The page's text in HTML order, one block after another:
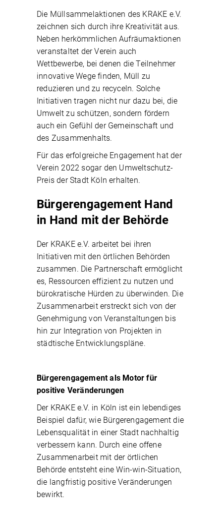
Die Müllsammelaktionen des KRAKE e.V.
zeichnen sich durch ihre Kreativität aus.
Neben herkömmlichen Aufräumaktionen
veranstaltet der Verein auch
Wettbewerbe, bei denen die Teilnehmer
innovative Wege finden, Müll zu
reduzieren und zu recyceln. Solche
Initiativen tragen nicht nur dazu bei, die
Umwelt zu schützen, sondern fördern
auch ein Gefühl der Gemeinschaft und
des Zusammenhalts.
Für das erfolgreiche Engagement hat der
Verein 2022 sogar den Umweltschutz-
Preis der Stadt Köln erhalten.
Bürgerengagement Hand
in Hand mit der Behörde
Der KRAKE e.V. arbeitet bei ihren
Initiativen mit den örtlichen Behörden
zusammen. Die Partnerschaft ermöglicht
es, Ressourcen effizient zu nutzen und
bürokratische Hürden zu überwinden. Die
Zusammenarbeit erstreckt sich von der
Genehmigung von Veranstaltungen bis
hin zur Integration von Projekten in
städtische Entwicklungspläne.
Bürgerengagement als Motor für
positive Veränderungen
Der KRAKE e.V. in Köln ist ein lebendiges
Beispiel dafür, wie Bürgerengagement die
Lebensqualität in einer Stadt nachhaltig
verbessern kann. Durch eine offene
Zusammenarbeit mit der örtlichen
Behörde entsteht eine Win-win-Situation,
die langfristig positive Veränderungen
bewirkt.